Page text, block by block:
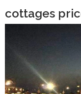
cottages